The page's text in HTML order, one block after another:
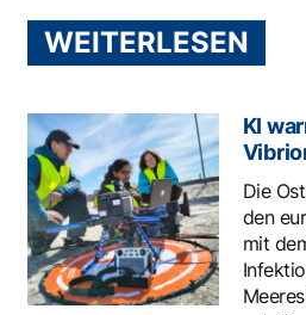
WEITERLESEN
KI
Die
den
mit